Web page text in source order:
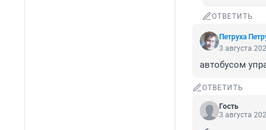
ОТВЕТИТЬ
Петруха
3 августа
автобусом
ОТВЕТИТЬ
Гость
3 августа